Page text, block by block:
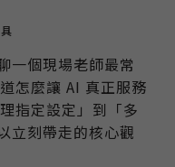
一個現場老師最常
怎麼讓 AI 真正服務
指定設定」到「多
立刻帶走的核心觀